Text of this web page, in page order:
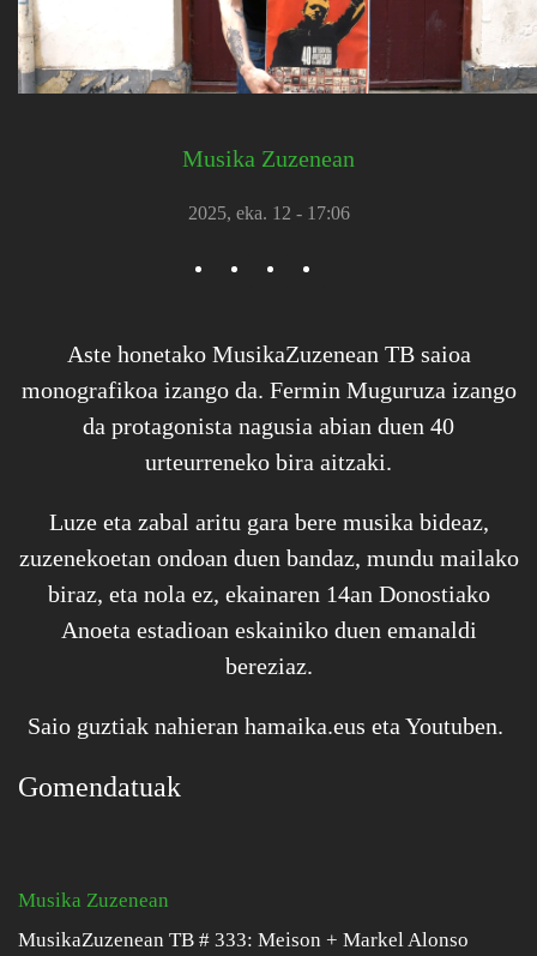
Musika Zuzenean
2025, eka. 12 - 17:06
Aste honetako MusikaZuzenean TB saioa
monografikoa izango da. Fermin Muguruza izango
da protagonista nagusia abian duen 40
urteurreneko bira aitzaki.
Luze eta zabal aritu gara bere musika bideaz,
zuzenekoetan ondoan duen bandaz, mundu mailako
biraz, eta nola ez, ekainaren 14an Donostiako
Anoeta estadioan eskainiko duen emanaldi
bereziaz.
Saio guztiak nahieran hamaika.eus etaYoutuben.
Gomendatuak
Musika Zuzenean
MusikaZuzenean TB # 333: Meison + Markel Alonso